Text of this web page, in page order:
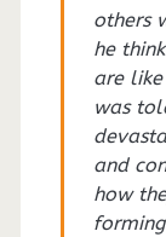
others
he
are like
was
and
how